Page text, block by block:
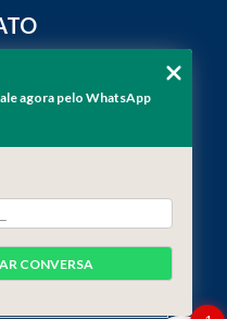
2923
7979
agora pelo WhatsApp
CONVERSA